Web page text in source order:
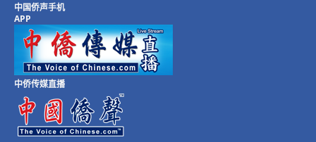
中国侨声手机
APP
中侨传媒直播